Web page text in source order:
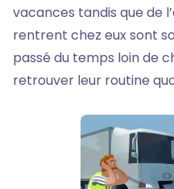
vacances tandis que de
rentrent chez eux sont
passé du temps loin de
retrouver leur routine